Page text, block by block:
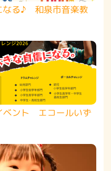
なる♪ 和泉市音楽教
ベント エコールいず